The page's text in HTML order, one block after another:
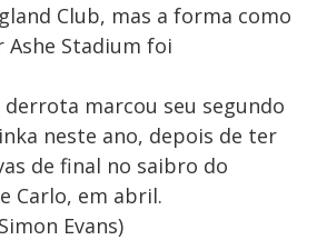
Club, mas a forma como
Stadium foi
derrota marcou seu segundo
neste ano, depois de ter
de final no saibro do
Carlo, em abril.
Evans)